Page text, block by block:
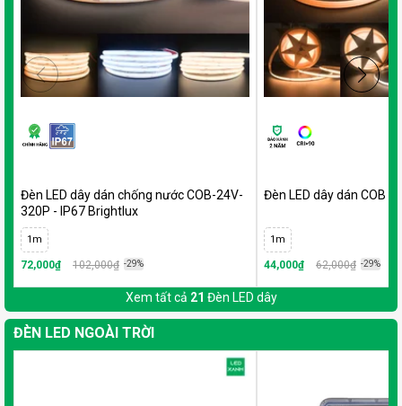
Đèn LED dây dán chống nước COB-24V-
320P - IP67 Brightlux
1m
72,000₫ 102,000₫ -29%
Đèn LED dây dán COB
1m
44,000₫ 62,000₫ -29%
Xem tất cả 21 Đèn LED dây
ĐÈN LED NGOÀI TRỜI